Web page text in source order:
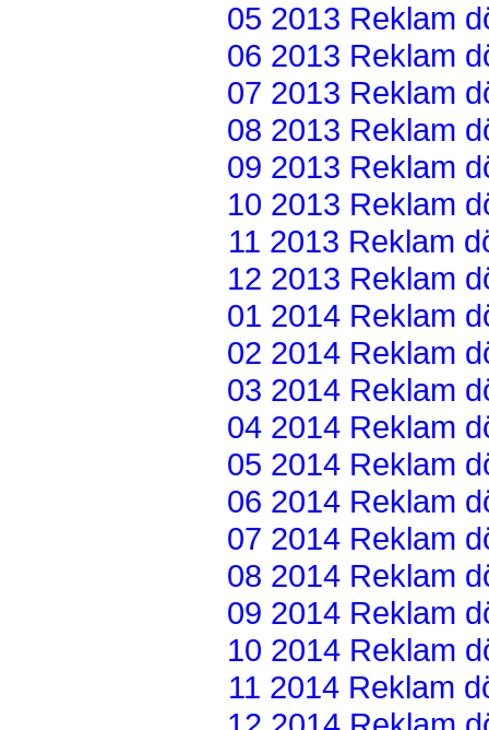
05 2013 Reklam
06 2013 Reklam
07 2013 Reklam
08 2013 Reklam
09 2013 Reklam
10 2013 Reklam
11 2013 Reklam
12 2013 Reklam
01 2014 Reklam
02 2014 Reklam
03 2014 Reklam
04 2014 Reklam
05 2014 Reklam
06 2014 Reklam
07 2014 Reklam
08 2014 Reklam
09 2014 Reklam
10 2014 Reklam
11 2014 Reklam